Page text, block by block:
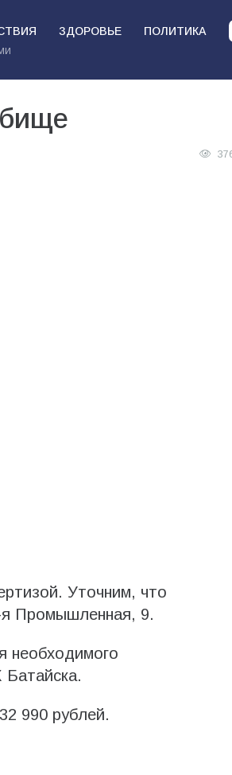
ЗДОРОВЬЕ ПОЛИТИКА
Уточним, что
я Промышленная, 9.
необходимого
990 рублей.